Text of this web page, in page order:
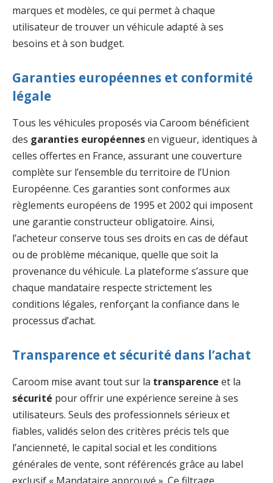
marques et modèles, ce qui permet à chaque
utilisateur de trouver un véhicule adapté à ses
besoins et à son budget.
Garanties européennes et conformité
légale
Tous les véhicules proposés via Caroom bénéficient
des garanties européennesen vigueur, identiques à
celles offertes en France, assurant une couverture
complète sur l’ensemble du territoire de l’Union
Européenne. Ces garanties sont conformes aux
règlements européens de 1995 et 2002 qui imposent
une garantie constructeur obligatoire. Ainsi,
l’acheteur conserve tous ses droits en cas de défaut
ou de problème mécanique, quelle que soit la
provenance du véhicule. La plateforme s’assure que
chaque mandataire respecte strictement les
conditions légales, renforçant la confiance dans le
processus d’achat.
Transparence et sécurité dans l’achat
Caroom mise avant tout sur la transparence et la
sécurité pour offrir une expérience sereine à ses
utilisateurs. Seuls des professionnels sérieux et
fiables, validés selon des critères précis tels que
l’ancienneté, le capital social et les conditions
générales de vente, sont référencés grâce au label